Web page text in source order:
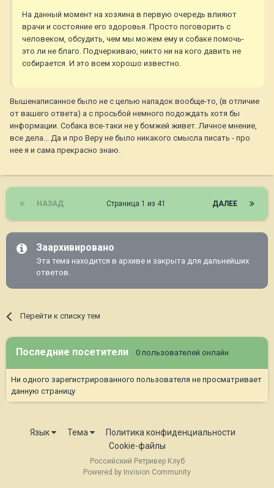
На данный момент на хозяина в первую очередь влияют
врачи и состояние его здоровья. Просто поговорить с
человеком, обсудить, чем мы можем ему и собаке помочь-
это ли не благо. Подчеркиваю, никто ни на кого давить не
собирается. И это всем хорошо известно.
Вышенаписанное было не с целью нападок вообще-то, (в отличие
от вашего ответа) а с просьбой немного подождать хотя бы
информации. Собака все-таки не у бомжей живет. Личное мнение,
все дела... Да и про Веру не было никакого смысла писать - про
нее я и сама прекрасно знаю.
НАЗАД ДАЛЕЕ
Страница 1 из 41
Заархивировано
Эта тема находится в архиве и закрыта для дальнейших
ответов.
Перейти к списку тем
Последние посетители 0 пользователей онлайн
Ни одного зарегистрированного пользователя не просматривает
данную страницу
Язык Тема
Политика конфиденциальности
Cookie-файлы
Российский Ретривер Клуб
Powered by Invision Community